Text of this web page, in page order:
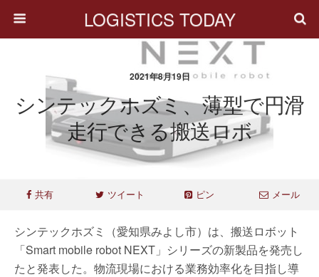
LOGISTICS TODAY
2021年8月19日
シンテックホズミ、薄型で円滑
走行できる搬送ロボ
共有 ツイート ピン メール
シンテックホズミ（愛知県みよし市）は、搬送ロボット
「Smart mobile robot NEXT」シリーズの新製品を発売し
たと発表した。物流現場における業務効率化を目指し導